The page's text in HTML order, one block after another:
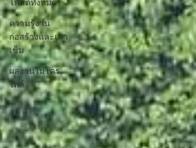
โพสต์ทั้งหมด
ความรู้งาน
ก่อสร้างและเสา
เข็ม
ผลงานไมโคร
ไพล์